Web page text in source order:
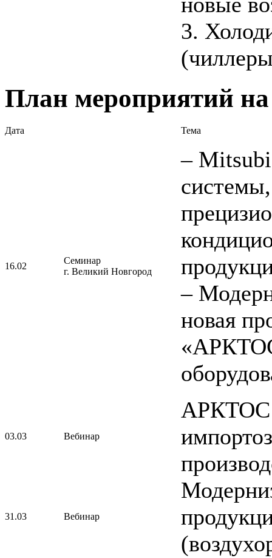
3.
План мероприятий на
Дата Тема
16.02
Семинар
г. Великий Новгород
–
–
новая
03.03 Вебинар
АРКТОС
31.03 Вебинар